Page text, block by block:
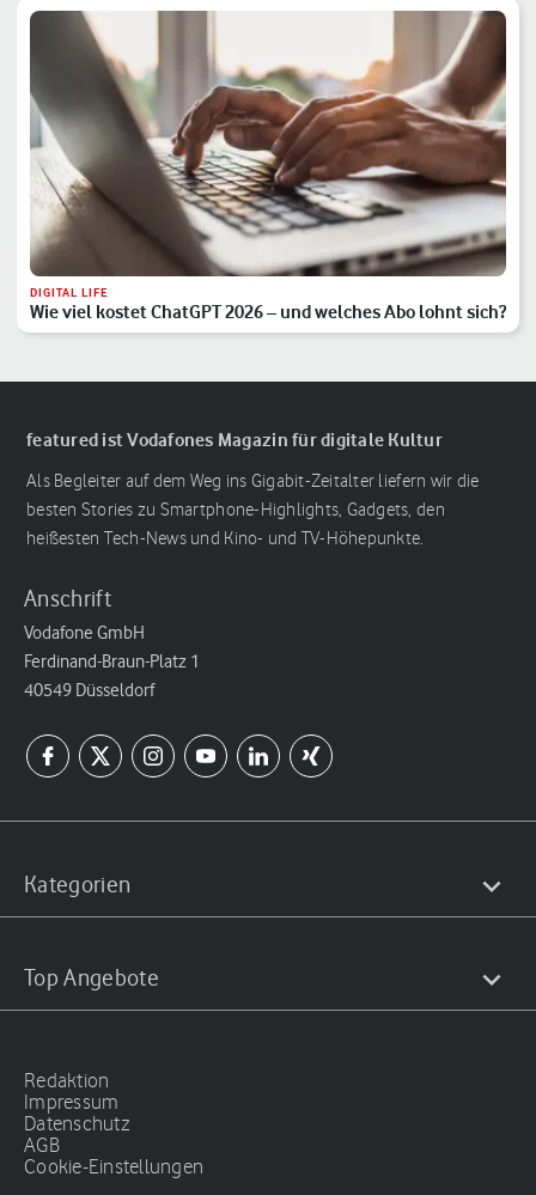
DIGITAL LIFE
Wie viel kostet ChatGPT 2026 – und welches Abo lohnt sich?
featured ist Vodafones Magazin für digitale Kultur
Als Begleiter auf dem Weg ins Gigabit-Zeitalter liefern wir die
besten Stories zu Smartphone-Highlights, Gadgets, den
heißesten Tech-News und Kino- und TV-Höhepunkte.
Anschrift
Vodafone GmbH
Ferdinand-Braun-Platz 1
40549 Düsseldorf
Kategorien
Top Angebote
Redaktion
Impressum
Datenschutz
AGB
Cookie-Einstellungen